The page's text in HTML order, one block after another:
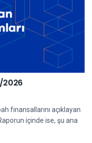
2026
finansallarını açıklayan
içinde ise, şu ana